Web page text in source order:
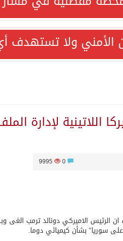
السعودية والجمهورية التركية
الراهنة
باطلة
التعاون
الأمني ولا تستهدف
اللاتينية لإدارة
9995
ان الرئيس الاميركي دونالد ترمب الغى
على سوريا” بشأن كيميائي دوما.